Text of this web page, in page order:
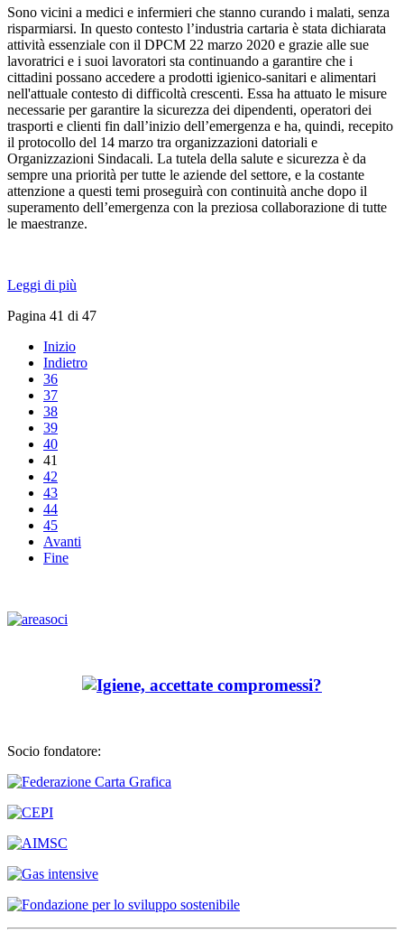
Sono vicini a medici e infermieri che stanno curando i malati, senza
risparmiarsi. In questo contesto l’industria cartaria è stata dichiarata
attività essenziale con il DPCM 22 marzo 2020 e grazie alle sue
lavoratrici e i suoi lavoratori sta continuando a garantire che i
cittadini possano accedere a prodotti igienico-sanitari e alimentari
nell'attuale contesto di difficoltà crescenti. Essa ha attuato le misure
necessarie per garantire la sicurezza dei dipendenti, operatori dei
trasporti e clienti fin dall’inizio dell’emergenza e ha, quindi, recepito
il protocollo del 14 marzo tra organizzazioni datoriali e
Organizzazioni Sindacali. La tutela della salute e sicurezza è da
sempre una priorità per tutte le aziende del settore, e la costante
attenzione a questi temi proseguirà con continuità anche dopo il
superamento dell’emergenza con la preziosa collaborazione di tutte
le maestranze.
Leggi di più
Pagina 41 di 47
Inizio
Indietro
36
37
38
39
40
41
42
43
44
45
Avanti
Fine
Socio fondatore: